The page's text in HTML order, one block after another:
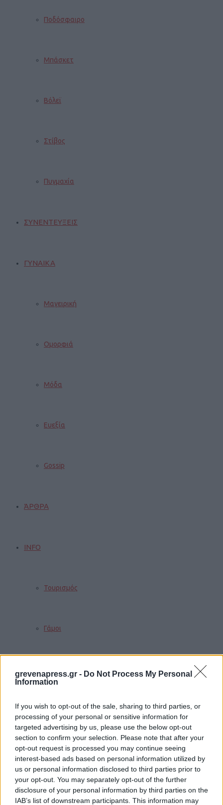
grevenapress.gr - Do Not Process My Personal
Information
If you wish to opt-out of the sale, sharing to third parties, or
processing of your personal or sensitive information for
targeted advertising by us, please use the below opt-out
section to confirm your selection. Please note that after your
opt-out request is processed you may continue seeing
interest-based ads based on personal information utilized by
us or personal information disclosed to third parties prior to
your opt-out. You may separately opt-out of the further
disclosure of your personal information by third parties on the
IAB’s list of downstream participants. This information may
Ποδόσφαιρο
Μπάσκετ
Βόλεϊ
Στίβος
Πυγμαχία
ΣΥΝΕΝΤΕΥΞΕΙΣ
ΓΥΝΑΙΚΑ
Μαγειρική
Ομορφιά
Μόδα
Ευεξία
Gossip
ΆΡΘΡΑ
INFO
Τουρισμός
Γάμοι
Εορτολόγιο
Αγγελίες
Κηδείες